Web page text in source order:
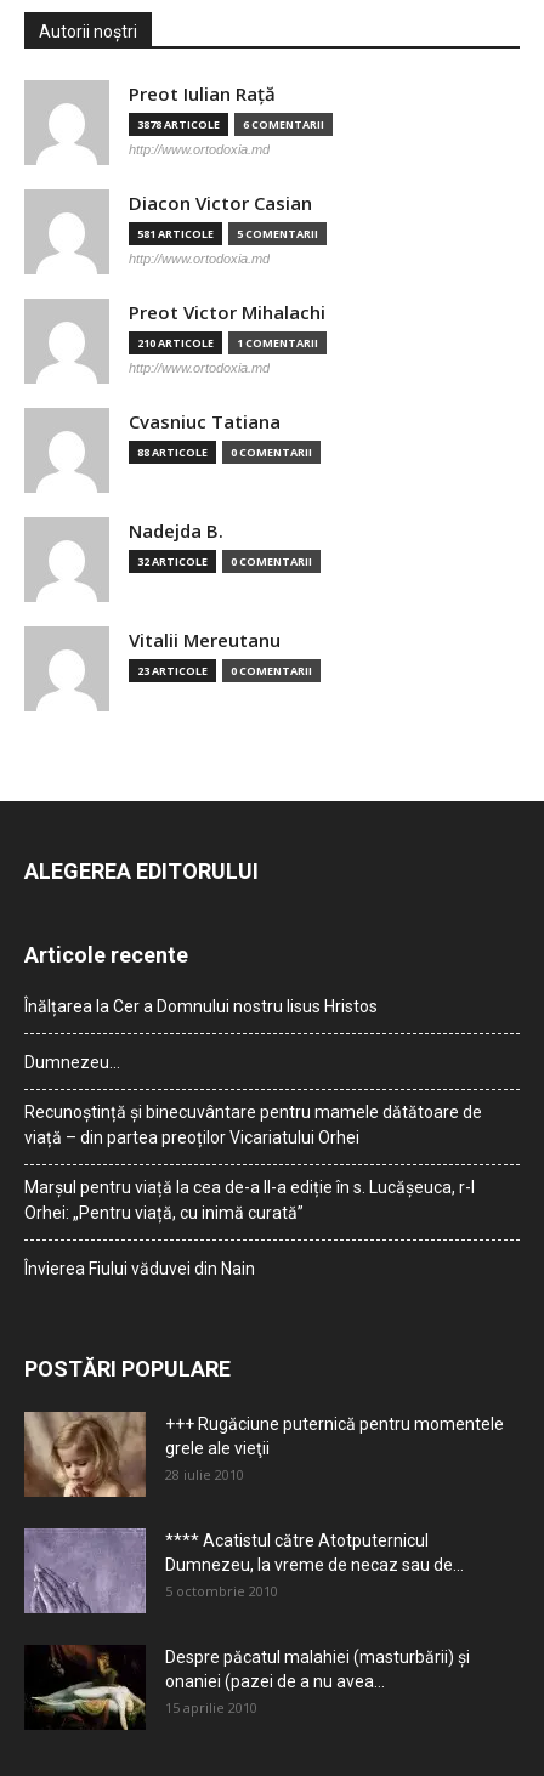
Autorii noștri
Preot Iulian Raţă
3878 ARTICOLE 6 COMENTARII
http://www.ortodoxia.md
Diacon Victor Casian
581 ARTICOLE 5 COMENTARII
http://www.ortodoxia.md
Preot Victor Mihalachi
210 ARTICOLE 1 COMENTARII
http://www.ortodoxia.md
Cvasniuc Tatiana
88 ARTICOLE 0 COMENTARII
Nadejda B.
32 ARTICOLE 0 COMENTARII
Vitalii Mereutanu
23 ARTICOLE 0 COMENTARII
ALEGEREA EDITORULUI
Articole recente
Înălțarea la Cer a Domnului nostru Iisus Hristos
Dumnezeu…
Recunoștință și binecuvântare pentru mamele dătătoare de
viață – din partea preoților Vicariatului Orhei
Marșul pentru viață la cea de-a II-a ediție în s. Lucășeuca, r-l
Orhei: „Pentru viață, cu inimă curată”
Învierea Fiului văduvei din Nain
POSTĂRI POPULARE
+++ Rugăciune puternică pentru momentele
grele ale vieţii
28 iulie 2010
**** Acatistul către Atotputernicul
Dumnezeu, la vreme de necaz sau de...
5 octombrie 2010
Despre păcatul malahiei (masturbării) şi
onaniei (pazei de a nu avea...
15 aprilie 2010